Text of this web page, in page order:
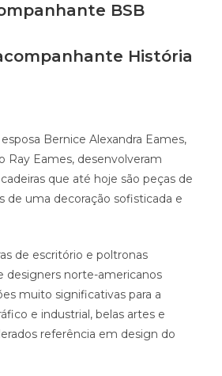
BSB
História
Bernice Alexandra Eames,
Ray Eames, desenvolveram
que até hoje são peças de
de uma decoração sofisticada e
de escritório e poltronas
designers norte-americanos
muito significativas para a
e industrial, belas artes e
referência em design do